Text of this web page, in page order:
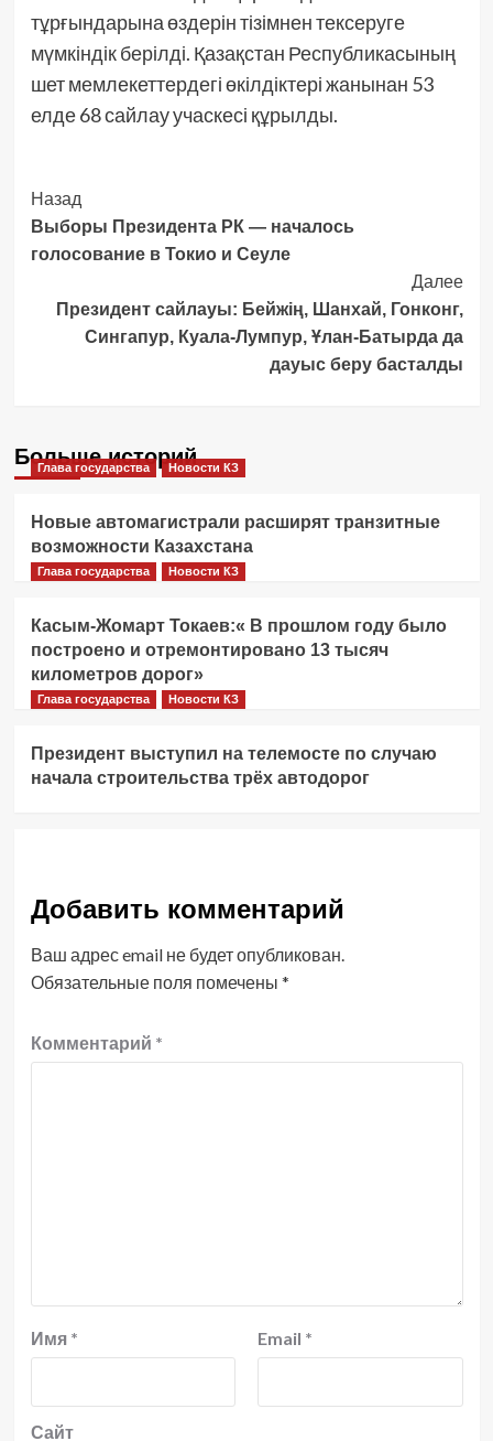
тұрғындарына өздерін тізімнен тексеруге
мүмкіндік берілді. Қазақстан Республикасының
шет мемлекеттердегі өкілдіктері жанынан 53
елде 68 сайлау учаскесі құрылды.
Post
Navigation
Назад
Выборы Президента РК — началось
голосование в Токио и Сеуле
Далее
Президент сайлауы: Бейжің, Шанхай, Гонконг,
Сингапур, Куала-Лумпур, Ұлан-Батырда да
дауыс беру басталды
Больше историй
Глава государства Новости КЗ
Новые автомагистрали расширят транзитные
возможности Казахстана
Глава государства Новости КЗ
Касым-Жомарт Токаев:« В прошлом году было
построено и отремонтировано 13 тысяч
километров дорог»
Глава государства Новости КЗ
Президент выступил на телемосте по случаю
начала строительства трёх автодорог
Добавить комментарий
Ваш адрес email не будет опубликован.
Обязательные поля помечены *
Комментарий *
Имя * Email *
Сайт